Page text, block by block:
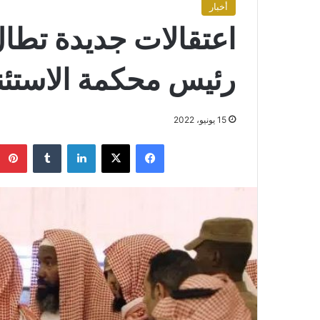
أخبار
اعتقالات جديدة
رئيس محكمة
15 يونيو، 2022
فيسبوك X لينكدإن